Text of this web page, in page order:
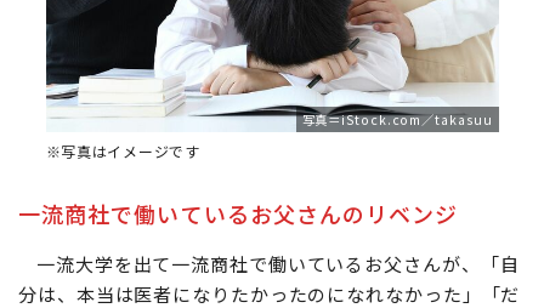
※写真はイメージです
一流商社で働いているお父さんのリベンジ